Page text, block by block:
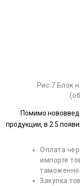
Рис.7 Блок
Помимо
продукции, в 2.5
Оплата
импорте
Закупка